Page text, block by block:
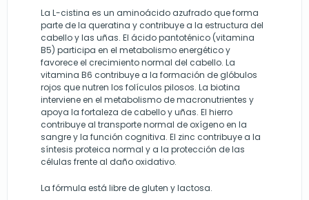
La L-cistina es un aminoácido azufrado que forma
parte de la queratina y contribuye a la estructura del
cabello y las uñas. El ácido pantoténico (vitamina
B5) participa en el metabolismo energético y
favorece el crecimiento normal del cabello. La
vitamina B6 contribuye a la formación de glóbulos
rojos que nutren los folículos pilosos. La biotina
interviene en el metabolismo de macronutrientes y
apoya la fortaleza de cabello y uñas. El hierro
contribuye al transporte normal de oxígeno en la
sangre y la función cognitiva. El zinc contribuye a la
síntesis proteica normal y a la protección de las
células frente al daño oxidativo.
La fórmula está libre de gluten y lactosa.